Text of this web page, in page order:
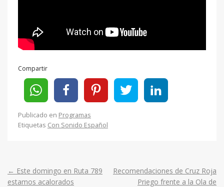
Compartir
Publicado en Programas
Etiquetas Con Sonido Español
Post
← Este domingo en Ruta 789
estamos acalorados
Recomendaciones de Cruz Roja
Priego frente a la Ola de